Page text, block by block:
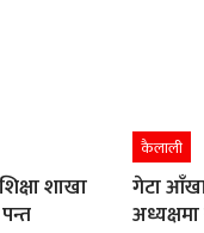
शाखा
कैलाली
गेटा